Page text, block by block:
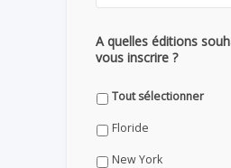
A quelles éditions
vous inscrire ?
Tout sélectionner
Floride
New York